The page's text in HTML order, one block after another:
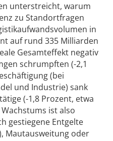
unterstreicht, warum
zu Standortfragen
in
auf rund 335 Milliarden
Gesamt­effekt negativ
schrumpften (-2,1
(bei
und Industrie) sank
(-1,8 Prozent, etwa
Wachstums ist also
gestiegene Entgelte
Mautausweitung oder